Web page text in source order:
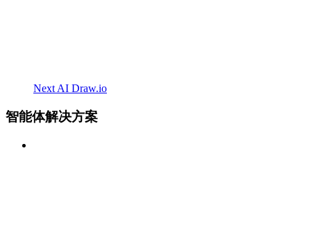
Next AI Draw.io
智能体解决方案